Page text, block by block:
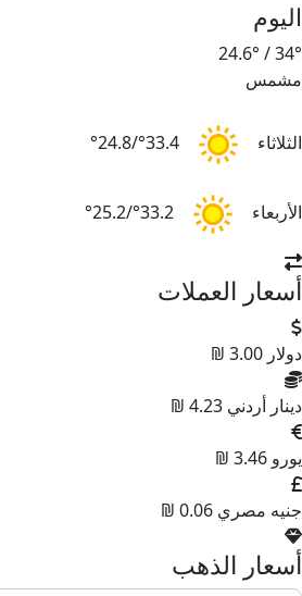
/
24.6°
33.4°/24.8°
33.2°/25.2°
العملات
3.00 ₪
أردني 4.23 ₪
3.46 ₪
مصري 0.06 ₪
الذهب